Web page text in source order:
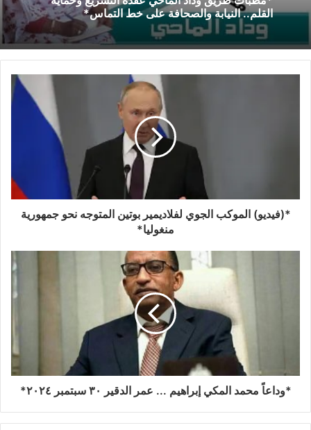
القلم.. النيابة والصحافة على خط التماس*
*(فيديو) الموكب الجوي لفلاديمير بوتين المتوجه نحو جمهورية
منغوليا*
*وداعاً محمد المكي إبراهيم ... عمر الدقير ٣٠ سبتمبر ٢٠٢٤*